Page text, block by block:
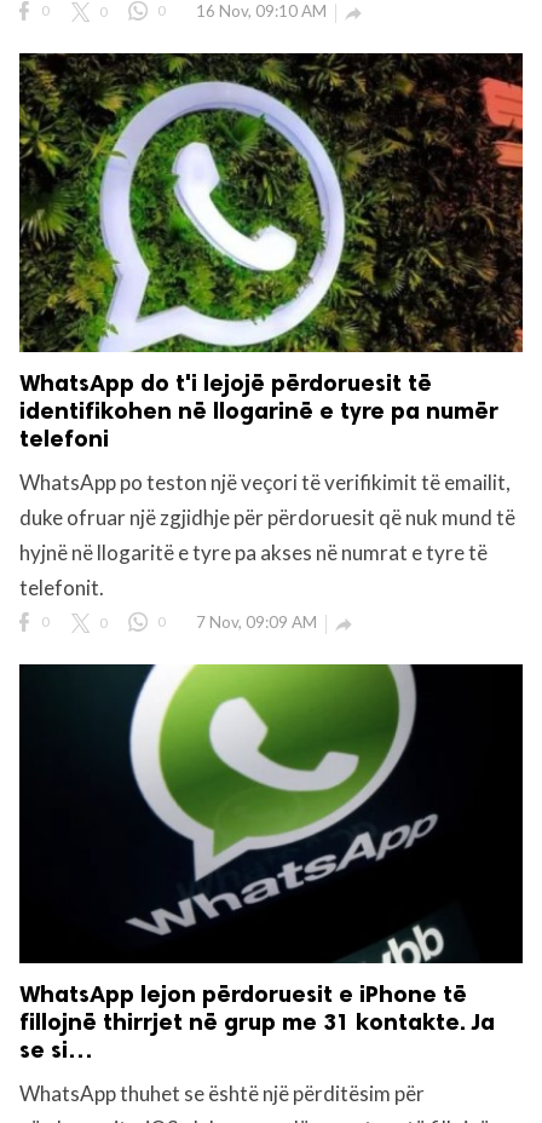
0 0 0 16 Nov, 09:10 AM 
WhatsApp do t'i lejojë përdoruesit të
identifikohen në llogarinë e tyre pa numër
telefoni
WhatsApp po teston një veçori të verifikimit të emailit,
duke ofruar një zgjidhje për përdoruesit që nuk mund të
hyjnë në llogaritë e tyre pa akses në numrat e tyre të
telefonit.
0 0 0 7 Nov, 09:09 AM 
WhatsApp lejon përdoruesit e iPhone të
fillojnë thirrjet në grup me 31 kontakte. Ja
se si…
WhatsApp thuhet se është një përditësim për